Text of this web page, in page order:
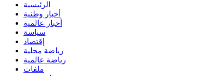
الرئيسية
أخبار وطنية
أخبار عالمية
سياسة
إقتصاد
رياضة محلية
رياضة عالمية
ملفات